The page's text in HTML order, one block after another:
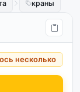
краны
несколько